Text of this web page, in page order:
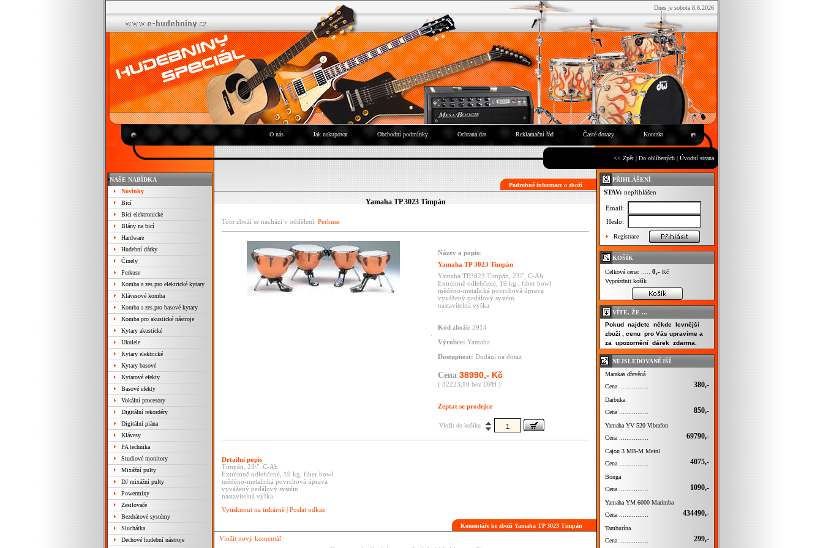
Dnes je sobota 8.8.2026
O nás Jak nakupovat Obchodní podmínky Ochrana dat Reklamační řád Časté dotazy Kontakt
<< Zpět | Do oblíbených | Úvodní strana
NAŠE NABÍDKA
Novinky
Bicí
Bicí elektronické
Blány na bicí
Hardware
Hudební dárky
Činely
Perkuse
Komba a zes.pro elektrické kytary
Klávesové komba
Komba a zes.pro basové kytary
Komba pro akustické nástroje
Kytary akustické
Ukulele
Kytary elektrické
Kytary basové
Kytarové efekty
Basové efekty
Vokální procesory
Digitální rekordéry
Digitální piána
Klávesy
PA technika
Studiové monitory
Mixážní pulty
DJ mixážní pulty
Powermixy
Zesilovače
Bezdrátové systémy
Sluchátka
Dechové hudební nástroje
Podrobné informace o zboží
Yamaha TP 3023 Timpán
Toto zboží se nachází v oddělení: Perkuse
Název a popis:
Yamaha TP 3023 Timpán
Yamaha TP3023 Timpán, 23\", C-Ab
Extrémně odlehčené, 19 kg , fiber bowl
měděno-metalická povrchová úprava
vyvážený pedálový systém
nastavitelná výška
Kód zboží: 3914
Výrobce: Yamaha
Dostupnost: Dodání na dotaz
Cena 38990,- Kč
( 32223,10 bez DPH )
Zeptat se prodejce
Vložit do košíku
Detailní popis
Timpán, 23\", C-Ab
Extrémně odlehčené, 19 kg, fiber bowl
měděno-metalická povrchová úprava
vyvážený pedálový systém
nastavitelná výška
Vytisknout na tiskárně | Poslat odkaz
Komentáře ke zboží Yamaha TP 3023 Timpán
Vložit nový komentář
PŘIHLÁŠENÍ
STAV: nepřihlášen
Email:
Heslo:
Registrace
KOŠÍK
Celková cena: ..... 0,- Kč
Vyprázdnit košík
VÍTE, ŽE ...
Pokud najdete někde levnější
zboží , cenu pro Vás upravíme a
za upozornění dárek zdarma.
NEJSLEDOVANĚJŠÍ
Marakas dřevěná
Cena ................
380,-
Darbuka
Cena ................
850,-
Yamaha YV 520 Vibrafon
Cena ................
69790,-
Cajon 3 MB-M Meinl
Cena ................
4075,-
Bonga
Cena ................
1090,-
Yamaha YM 6000 Marimba
Cena ................
434490,-
Tamburína
Cena ................
299,-